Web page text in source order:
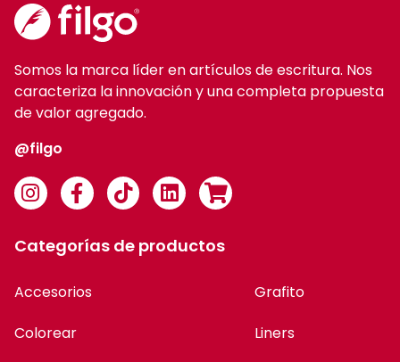
Somos la marca líder en artículos de escritura. Nos
caracteriza la innovación y una completa propuesta
de valor agregado.
@filgo
Categorías de productos
Accesorios
Colorear
Grafito
Liners